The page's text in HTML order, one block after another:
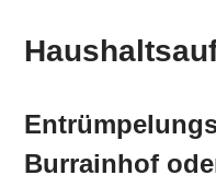
Burrainhof